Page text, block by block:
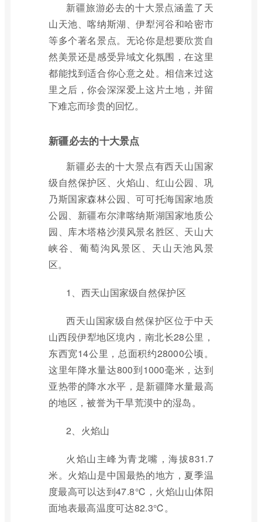
新疆旅游必去的十大景点涵盖了天
山天池、喀纳斯湖、伊犁河谷和哈密市
等多个著名景点。无论你是想要欣赏自
然美景还是感受异域文化氛围，在这里
都能找到适合你心意之处。相信来过这
里之后，你会深深爱上这片土地，并留
下难忘而珍贵的回忆。
新疆必去的十大景点
新疆必去的十大景点有西天山国家
级自然保护区、火焰山、红山公园、巩
乃斯国家森林公园、可可托海国家地质
公园、新疆布尔津喀纳斯湖国家地质公
园、库木塔格沙漠风景名胜区、天山大
峡谷、葡萄沟风景区、天山天池风景
区。
1、西天山国家级自然保护区
西天山国家级自然保护区位于中天
山西段伊犁地区境内，南北长28公里，
东西宽14公里，总面积约28000公顷。
这里年降水量达800到1000毫米，达到
亚热带的降水水平，是新疆降水量最高
的地区，被誉为干旱荒漠中的湿岛。
2、火焰山
火焰山主峰为青龙嘴，海拔831.7
米。火焰山是中国最热的地方，夏季温
度最高可以达到47.8℃，火焰山山体阳
面地表最高温度可达82.3℃。